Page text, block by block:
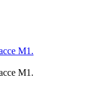
М1.
М1.